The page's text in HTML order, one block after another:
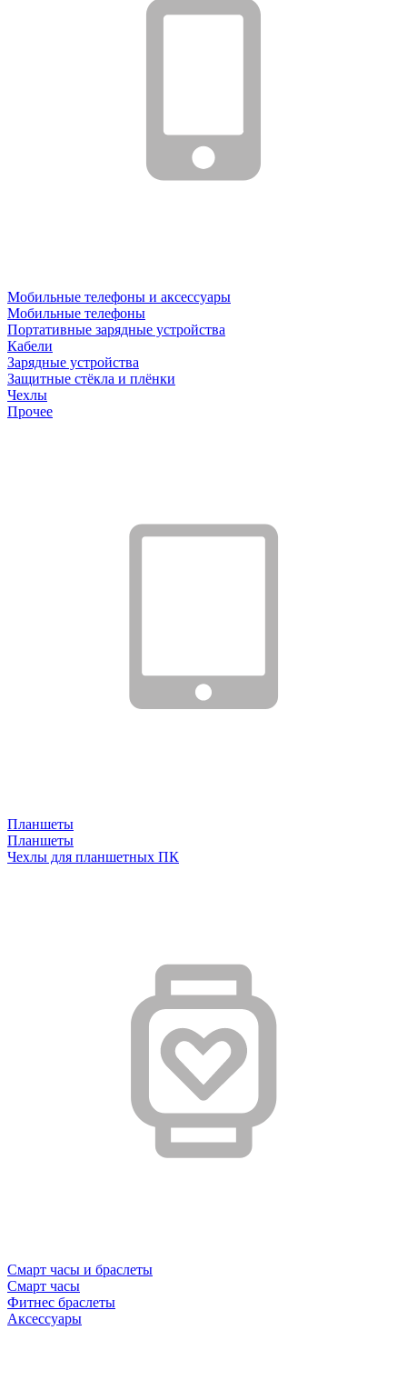
Мобильные телефоны и аксессуары
Мобильные телефоны
Портативные зарядные устройства
Кабели
Зарядные устройства
Защитные стёкла и плёнки
Чехлы
Прочее
Планшеты
Планшеты
Чехлы для планшетных ПК
Смарт часы и браслеты
Смарт часы
Фитнес браслеты
Аксессуары